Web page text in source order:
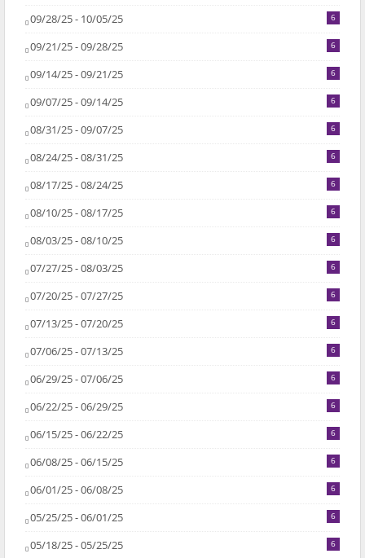
09/28/25 - 10/05/25 6
09/21/25 - 09/28/25 6
09/14/25 - 09/21/25 6
09/07/25 - 09/14/25 6
08/31/25 - 09/07/25 6
08/24/25 - 08/31/25 6
08/17/25 - 08/24/25 6
08/10/25 - 08/17/25 6
08/03/25 - 08/10/25 6
07/27/25 - 08/03/25 6
07/20/25 - 07/27/25 6
07/13/25 - 07/20/25 6
07/06/25 - 07/13/25 6
06/29/25 - 07/06/25 6
06/22/25 - 06/29/25 6
06/15/25 - 06/22/25 6
06/08/25 - 06/15/25 6
06/01/25 - 06/08/25 6
05/25/25 - 06/01/25 6
05/18/25 - 05/25/25 6